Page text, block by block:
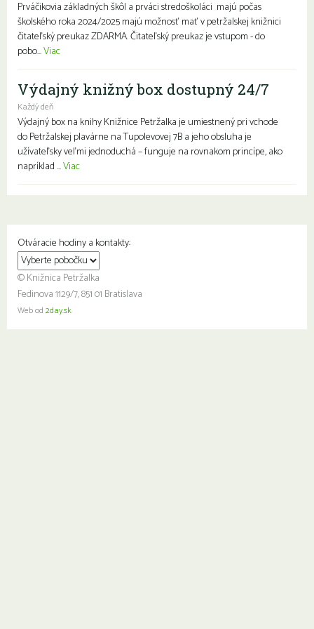
Prváčikovia základných škôl a prváci stredoškoláci majú počas
školského roka 2024/2025 majú možnosť mať v petržalskej knižnici
čitateľský preukaz ZDARMA. Čitateľský preukaz je vstupom - do
pobo...Viac
Výdajný knižný box dostupný 24/7
Každý deň
Výdajný box na knihy Knižnice Petržalka je umiestnený pri vchode
do Petržalskej plavárne na Tupolevovej 7B a jeho obsluha je
užívateľsky veľmi jednoduchá – funguje na rovnakom princípe, ako
napríklad ...Viac
Otváracie hodiny a kontakty:
© Knižnica Petržalka
Fedinova 1129/7, 851 01 Bratislava
Web od 2day.sk